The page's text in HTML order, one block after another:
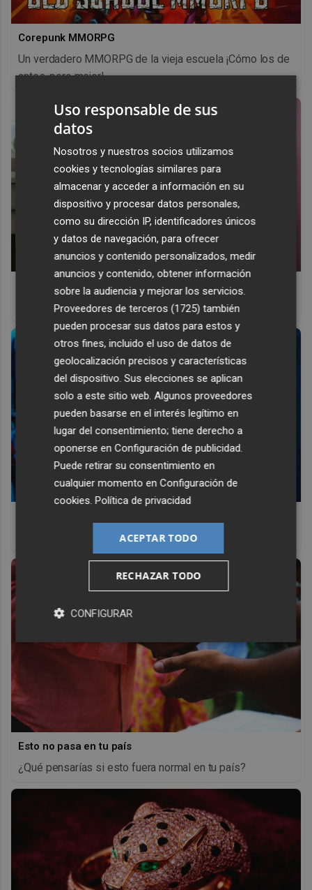
Corepunk MMORPG
Un verdadero MMORPG de la vieja escuela ¡Cómo los de
antes, pero mejor!
Tu memoria y la música
Esa canción antigua que no olvidas tiene una explicación
Lo haces todos los días y afecta cómo te sientes
Esto no pasa en tu país
¿Qué pensarías si esto fuera normal en tu país?
Uso responsable de sus
datos
Nosotros y nuestros socios utilizamos
cookies y tecnologías similares para
almacenar y acceder a información en su
dispositivo y procesar datos personales,
como su dirección IP, identificadores únicos
y datos de navegación, para ofrecer
anuncios y contenido personalizados, medir
anuncios y contenido, obtener información
sobre la audiencia y mejorar los servicios.
Proveedores de terceros (1725) también
pueden procesar sus datos para estos y
otros fines, incluido el uso de datos de
geolocalización precisos y características
del dispositivo. Sus elecciones se aplican
solo a este sitio web. Algunos proveedores
pueden basarse en el interés legítimo en
lugar del consentimiento; tiene derecho a
oponerse enConfiguración de publicidad.
Puede retirar su consentimiento en
cualquier momento enConfiguración de
cookies.Política de privacidad
ACEPTAR TODO
RECHAZAR TODO
CONFIGURAR